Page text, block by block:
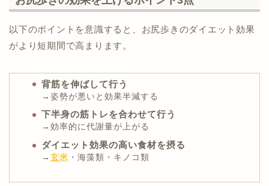
以下のポイントを意識すると、お尻歩きのダイエット効果
がより短期間で高まります。
背筋を伸ばして行う
→姿勢が悪いと効果半減する
下半身の筋トレを合わせて行う
→効率的に代謝量が上がる
ダイエット効果の高い食材を摂る
→ 玄米 ・海藻類・キノコ類